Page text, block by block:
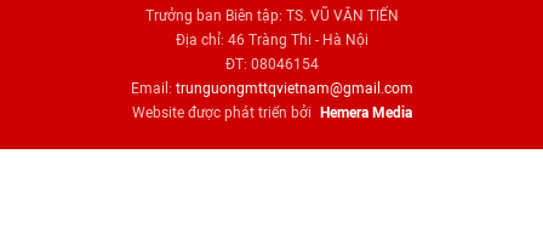
Trưởng ban Biên tập: TS. VŨ VĂN TIẾN
Địa chỉ: 46 Tràng Thi - Hà Nội
ĐT: 08046154
Email: trunguongmttqvietnam@gmail.com
Website được phát triển bởi
Hemera Media